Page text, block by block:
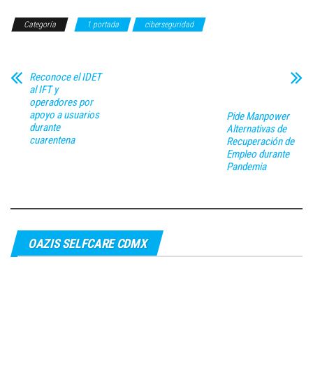
Categoría 1 portada ciberseguridad
Reconoce el IDET
al IFT y
operadores por
apoyo a usuarios
durante
cuarentena
Pide Manpower
Alternativas de
Recuperación de
Empleo durante
Pandemia
OAZIS SELFCARE CDMX